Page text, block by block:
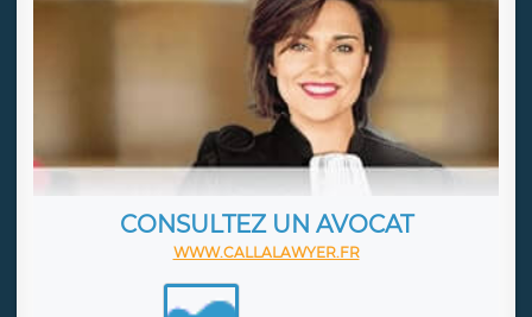
CONSULTEZ UN AVOCAT
WWW.CALLALAWYER.FR